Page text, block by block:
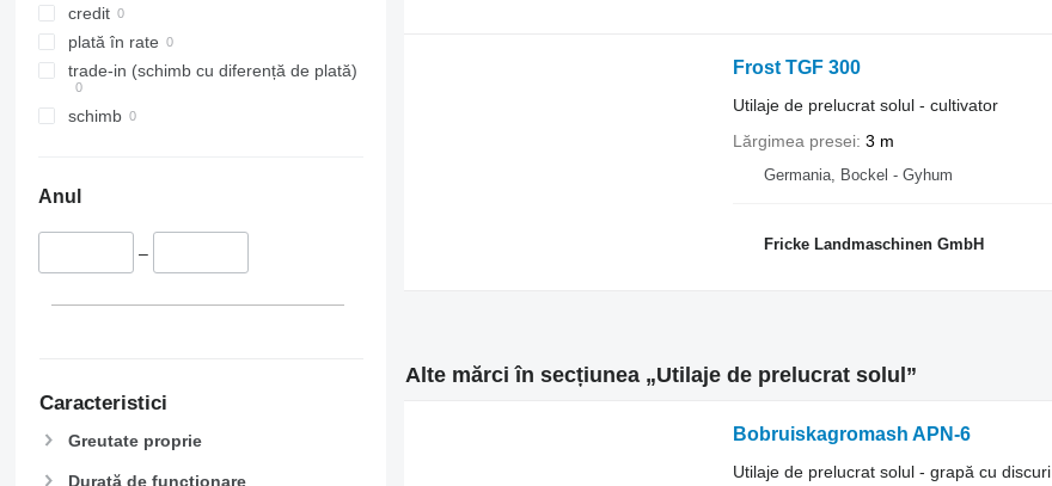
credit
plată în rate
trade-in (schimb cu diferență de plată)
schimb
Anul
–
Caracteristici
Greutate proprie
Durată de funcţionare
Frost TGF 300
Utilaje de prelucrat solul - cultivator
Lărgimea presei 3 m
Germania, Bockel - Gyhum
Fricke Landmaschinen GmbH
Alte mărci în secțiunea „Utilaje de prelucrat solul”
Bobruiskagromash APN-6
Utilaje de prelucrat solul - grapă cu discuri